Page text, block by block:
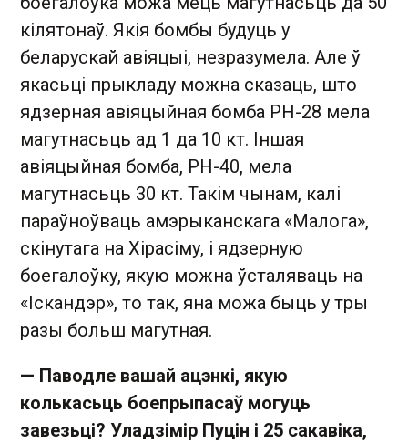
кілятонаў. Якія бомбы будуць у
беларускай авіяцыі, незразумела. Але ў
якасьці прыкладу можна сказаць, што
ядзерная авіяцыйная бомба РН-28 мела
магутнасьць ад 1 да 10 кт. Іншая
авіяцыйная бомба, РН-40, мела
магутнасьць 30 кт. Такім чынам, калі
параўноўваць амэрыканскага «Малога»,
скінутага на Хірасіму, і ядзерную
боегалоўку, якую можна ўсталяваць на
«Іскандэр», то так, яна можа быць у тры
разы больш магутная.
— Паводле вашай ацэнкі, якую
колькасьць боепрыпасаў могуць
завезьці? Уладзімір Пуцін і 25 сакавіка,